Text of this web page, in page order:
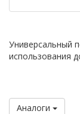
Универсальный
использования
Аналоги